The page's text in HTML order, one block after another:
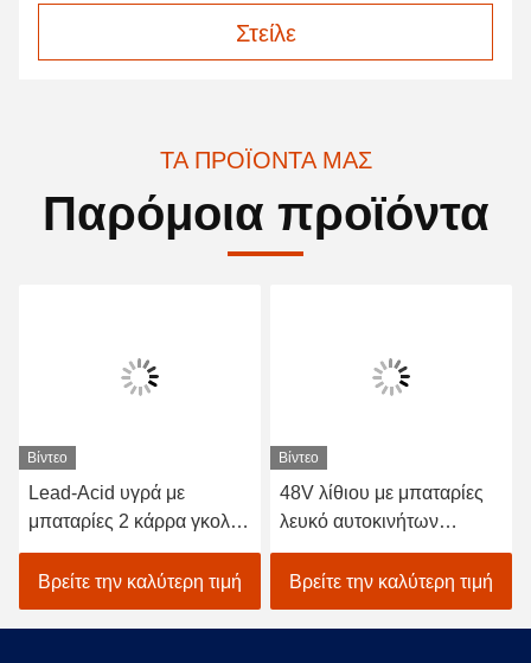
Στείλε
ΤΑ ΠΡΟΪΌΝΤΑ ΜΑΣ
Παρόμοια προϊόντα
Βίντεο
Lead-Acid υγρά με
μπαταρίες 2 κάρρα γκολφ
καθισμάτων/ηλεκτρικό με
λάθη γκολφ αυτοκινήτων
Βρείτε την καλύτερη τιμή
Βίντεο
48V λίθιου με μπαταρίες
λευκό αυτοκινήτων
EXCAR A1S6+2 γκολφ
οχημάτων ηλεκτρικό
Βρείτε την καλύτερη τιμή